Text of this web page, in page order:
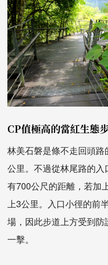
CP值極高的當紅生態
林美石磐是條不走回頭
公里。不過從林尾路的
有700公尺的距離，若加
上3公里。入口小徑的前
場，因此步道上方受到
一擊。